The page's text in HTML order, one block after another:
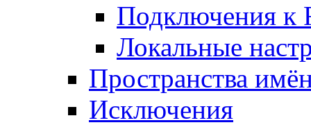
Подключения к
Локальные
Пространства
Исключения